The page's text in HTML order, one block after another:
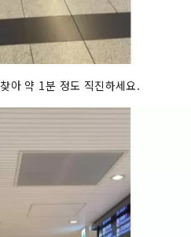
아 약 1분 정도 직진하세요.